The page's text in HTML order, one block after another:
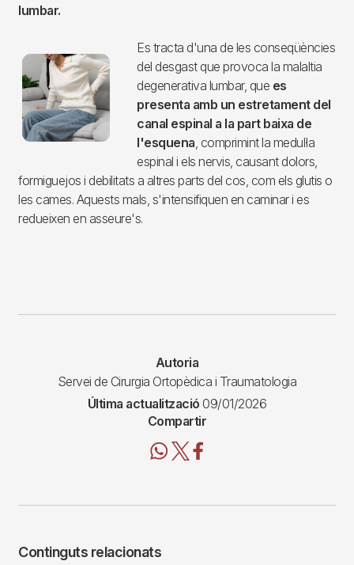
lumbar.
Imagen
Es tracta d'una de les conseqüències
del desgast que provoca la malaltia
degenerativa lumbar, que es
presenta amb un estretament del
canal espinal a la part baixa de
l'esquena , comprimint la medul·la
espinal i els nervis, causant dolors,
formiguejos i debilitats a altres parts del cos, com els glutis o
les cames. Aquests mals, s'intensifiquen en caminar i es
redueixen en asseure's.
Autoria
Servei de Cirurgia Ortopèdica i Traumatologia
Última actualització 09/01/2026
Compartir
Continguts relacionats